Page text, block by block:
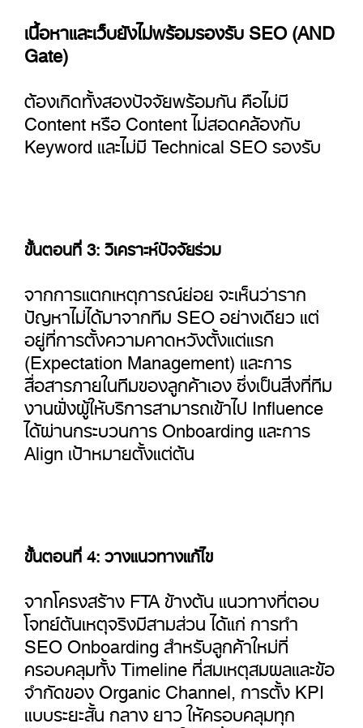
เนื้อหาและเว็บยังไม่พร้อมรองรับ SEO (AND
Gate)
ต้องเกิดทั้งสองปัจจัยพร้อมกัน คือไม่มี
Content หรือ Content ไม่สอดคล้องกับ
Keyword และไม่มี Technical SEO รองรับ
ขั้นตอนที่ 3: วิเคราะห์ปัจจัยร่วม
จากการแตกเหตุการณ์ย่อย จะเห็นว่าราก
ปัญหาไม่ได้มาจากทีม SEO อย่างเดียว แต่
อยู่ที่การตั้งความคาดหวังตั้งแต่แรก
(Expectation Management) และการ
สื่อสารภายในทีมของลูกค้าเอง ซึ่งเป็นสิ่งที่ทีม
งานฝั่งผู้ให้บริการสามารถเข้าไป Influence
ได้ผ่านกระบวนการ Onboarding และการ
Align เป้าหมายตั้งแต่ต้น
ขั้นตอนที่ 4: วางแนวทางแก้ไข
จากโครงสร้าง FTA ข้างต้น แนวทางที่ตอบ
โจทย์ต้นเหตุจริงมีสามส่วน ได้แก่ การทำ
SEO Onboarding สำหรับลูกค้าใหม่ที่
ครอบคลุมทั้ง Timeline ที่สมเหตุสมผลและข้อ
จำกัดของ Organic Channel, การตั้ง KPI
แบบระยะสั้น กลาง ยาว ให้ครอบคลุมทุก